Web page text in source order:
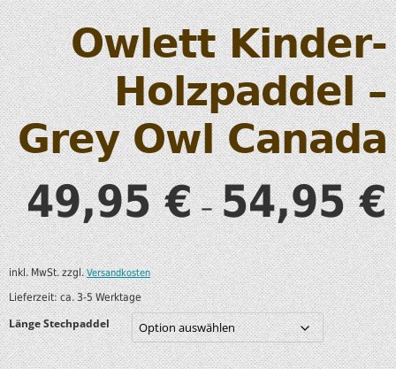
Owlett Kinder-
Holzpaddel –
Grey Owl Canada
49,95€–54,95€
inkl. MwSt. zzgl.Versandkosten
Lieferzeit:ca. 3-5 Werktage
Länge Stechpaddel